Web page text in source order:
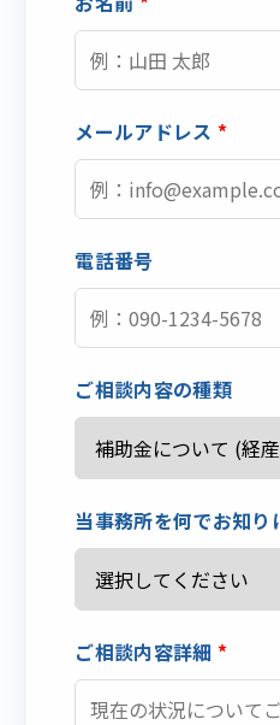
メールアドレス *
電話番号
ご相談内容の種類
当事務所を何でお知り
ご相談内容詳細 *